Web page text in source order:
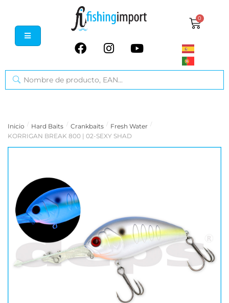
0
Inicio / Hard Baits / Crankbaits / Fresh Water /
KORRIGAN BREAK 800 | 02-SEXY SHAD